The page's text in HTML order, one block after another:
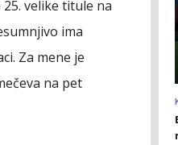
velike titule na
ima
Za mene je
na pet